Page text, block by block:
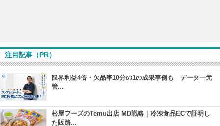
注目記事（PR）
限界利益4倍・欠品率10分の1の成果事例も データ一元
管...
松屋フーズのTemu出店 MD戦略｜冷凍食品ECで証明し
た販路...